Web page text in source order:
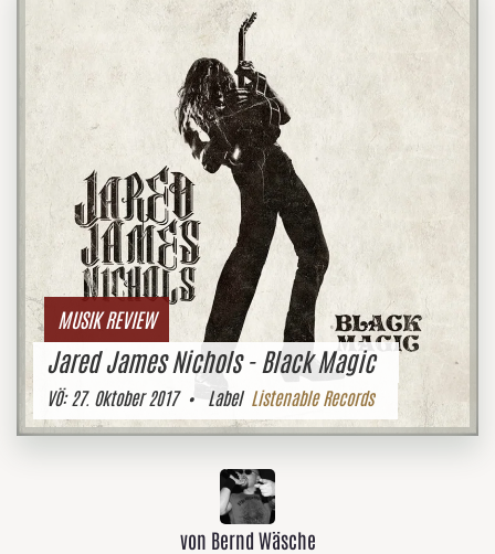
MUSIK REVIEW
Jared James Nichols - Black Magic
VÖ:27. Oktober 2017• Label Listenable Records
von Bernd Wäsche